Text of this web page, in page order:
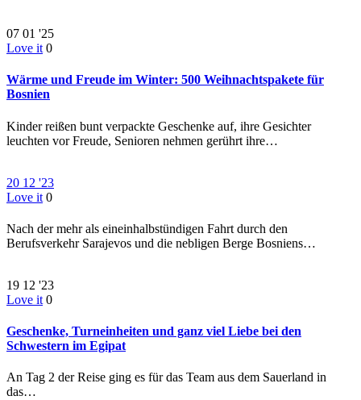
07 01 '25
Love it 0
Wärme und Freude im Winter: 500 Weihnachtspakete für
Bosnien
Kinder reißen bunt verpackte Geschenke auf, ihre Gesichter
leuchten vor Freude, Senioren nehmen gerührt ihre…
20 12 '23
Love it 0
Nach der mehr als eineinhalbstündigen Fahrt durch den
Berufsverkehr Sarajevos und die nebligen Berge Bosniens…
19 12 '23
Love it 0
Geschenke, Turneinheiten und ganz viel Liebe bei den
Schwestern im Egipat
An Tag 2 der Reise ging es für das Team aus dem Sauerland in
das…